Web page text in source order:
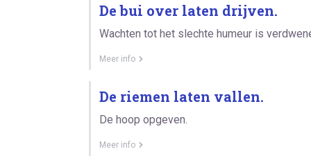
De bui over laten drijven.
Wachten tot het slechte humeur is
Meer info
De riemen laten vallen.
De hoop opgeven.
Meer info